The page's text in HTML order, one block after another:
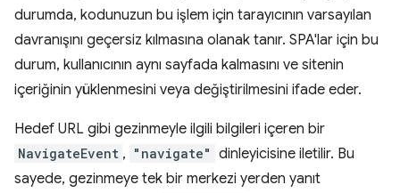
durumda, kodunuzun bu işlem için tarayıcının varsayılan
davranışını geçersiz kılmasına olanak tanır. SPA'lar için bu
durum, kullanıcının aynı sayfada kalmasını ve sitenin
içeriğinin yüklenmesini veya değiştirilmesini ifade eder.
Hedef URL gibi gezinmeyle ilgili bilgileri içeren bir
NavigateEvent , "navigate" dinleyicisine iletilir. Bu
sayede, gezinmeye tek bir merkezi yerden yanıt